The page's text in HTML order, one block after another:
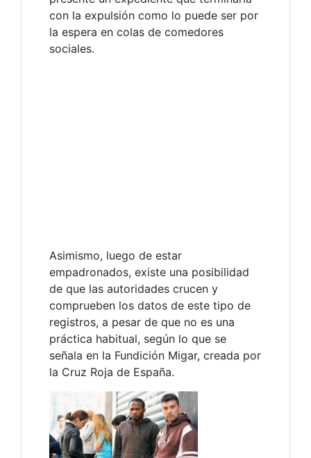
con la expulsión como lo puede ser por
la espera en colas de comedores
sociales.
Asimismo, luego de estar
empadronados, existe una posibilidad
de que las autoridades crucen y
comprueben los datos de este tipo de
registros, a pesar de que no es una
práctica habitual, según lo que se
señala en la Fundición Migar, creada por
la Cruz Roja de España.